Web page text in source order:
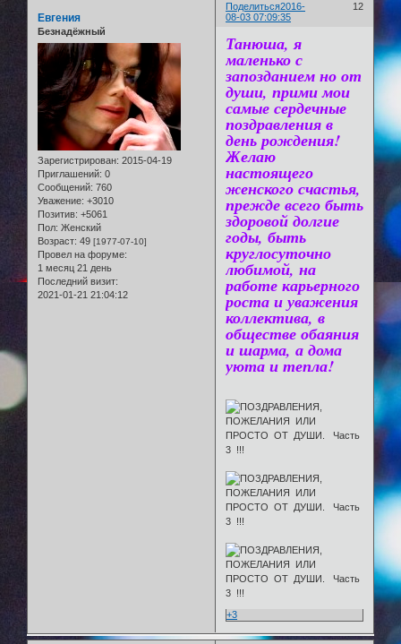
Поделиться 12
2016-
08-03 07:09:35
Евгения
Безнадёжный
Зарегистрирован: 2015-04-19
Приглашений: 0
Сообщений: 760
Уважение: +3010
Позитив: +5061
Пол: Женский
Возраст: 49 [1977-07-10]
Провел на форуме:
1 месяц 21 день
Последний визит:
2021-01-21 21:04:12
Танюша, я
маленько с
запозданием но от
души, прими мои
самые сердечные
поздравления в
день рождения!
Желаю
настоящего
женского счастья,
прежде всего быть
здоровой долгие
годы, быть
круглосуточно
любимой, на
работе карьерного
роста и уважения
коллектива, в
обществе обаяния
и шарма, а дома
уюта и тепла!
+3